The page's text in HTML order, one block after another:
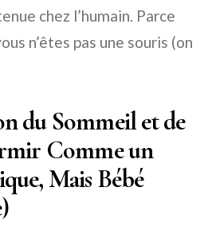
chez l’humain. Parce
n’êtes pas une souris (on
du Sommeil et de
Comme un
Mais Bébé